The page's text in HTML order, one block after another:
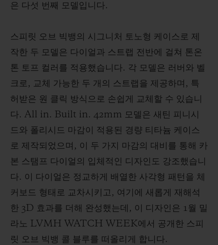
은 다섯 번째 모델입니다.
스피릿 오브 빅뱅의 시그니처 토노형 케이스로 제
작한 두 모델은 다이얼과 스트랩 전반에 걸쳐 톤온
톤 토프 컬러를 적용했습니다. 각 모델은 러버와 벨
크로, 교체 가능한 두 개의 스트랩을 제공하며, 특
허받은 원 클릭 방식으로 손쉽게 교체할 수 있습니
다. All in. Built in. 42mm 모델은 새틴 피니시
드와 폴리시드 마감이 적용된 경량 티타늄 케이스
로 제작되었으며, 이 두 가지 마감의 대비를 통해 카
본 스탬프 다이얼의 입체적인 디자인도 강조했습니
다. 이 다이얼은 정교하게 배열한 사각형 패턴을 체
커보드 형태로 교차시키고, 여기에 새롭게 재해석
한 3D 효과를 더해 완성했는데, 이 디자인은 1월 밀
라노 LVMH WATCH WEEK에서 공개한 스피
릿 오브 빅뱅 콜 블루를 떠올리게 합니다.